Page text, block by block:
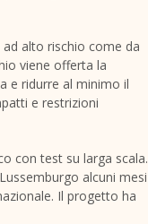
alto rischio come da
viene offerta la
e ridurre al minimo il
e restrizioni
con test su larga scala.
alcuni mesi
Il progetto ha